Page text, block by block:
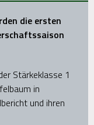
die ersten
Stärkeklasse 1
in
und ihren